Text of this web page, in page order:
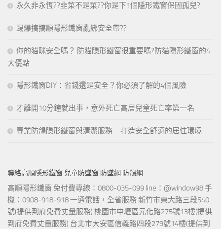
永久非永恆??韭菜不是菜??你是下1個隱形鐵窗保固孤兒?
踢爆搞搞順隱形鐵窗亂綁安全帶??
你的貓咪安全嗎？ 防貓隱形鐵窗很重要嗎?防貓隱形鐵窗的4
大優點
隱形鐵窗DIY：省錢還是安全？你必須了解的4個風險
才離開10分鐘就出事，意外死亡高居兒童死亡率第一名
專業防鴿隱形鐵窗與清潔服務 – 打造安全舒適的居住環境
聯絡高順隱形鐵窗 兒童防墜窗 防墜網 防鴿網
高順隱形鐵窗 免付費專線：0800-035-099 line：@window98 手
機：0908-918-918 一通電話，全省服務 新竹市東大路三段540
號(提供到府免費丈量服務) 桃園市中壢區元化路275號13樓(提供
到府免費丈量服務) 台北市大安區信義路四段279號14樓(提供到